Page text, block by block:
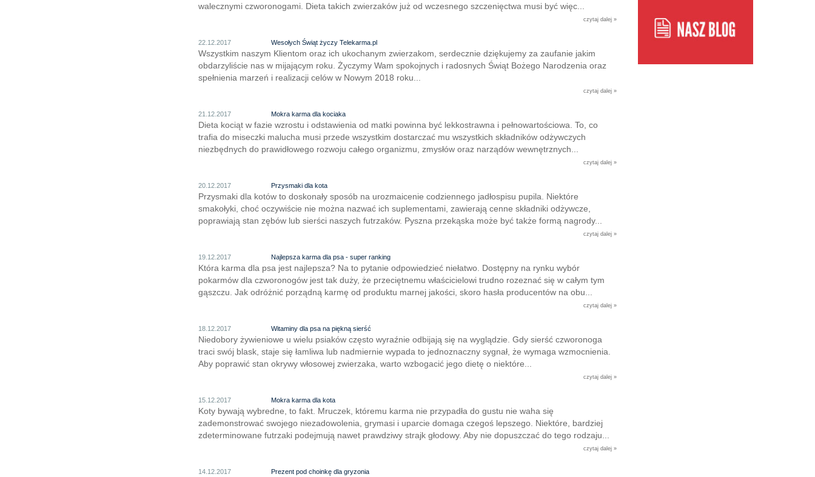
walecznymi czworonogami. Dieta takich zwierzaków już od wczesnego szczenięctwa musi być więc...
czytaj dalej »
22.12.2017 Wesołych Świąt życzy Telekarma.pl
Wszystkim naszym Klientom oraz ich ukochanym zwierzakom, serdecznie dziękujemy za zaufanie jakim
obdarzyliście nas w mijającym roku. Życzymy Wam spokojnych i radosnych Świąt Bożego Narodzenia oraz
spełnienia marzeń i realizacji celów w Nowym 2018 roku...
czytaj dalej »
21.12.2017 Mokra karma dla kociaka
Dieta kociąt w fazie wzrostu i odstawienia od matki powinna być lekkostrawna i pełnowartościowa. To, co
trafia do miseczki malucha musi przede wszystkim dostarczać mu wszystkich składników odżywczych
niezbędnych do prawidłowego rozwoju całego organizmu, zmysłów oraz narządów wewnętrznych...
czytaj dalej »
20.12.2017 Przysmaki dla kota
Przysmaki dla kotów to doskonały sposób na urozmaicenie codziennego jadłospisu pupila. Niektóre
smakołyki, choć oczywiście nie można nazwać ich suplementami, zawierają cenne składniki odżywcze,
poprawiają stan zębów lub sierści naszych futrzaków. Pyszna przekąska może być także formą nagrody...
czytaj dalej »
19.12.2017 Najlepsza karma dla psa - super ranking
Która karma dla psa jest najlepsza? Na to pytanie odpowiedzieć niełatwo. Dostępny na rynku wybór
pokarmów dla czworonogów jest tak duży, że przeciętnemu właścicielowi trudno rozeznać się w całym tym
gąszczu. Jak odróżnić porządną karmę od produktu marnej jakości, skoro hasła producentów na obu...
czytaj dalej »
18.12.2017 Witaminy dla psa na piękną sierść
Niedobory żywieniowe u wielu psiaków często wyraźnie odbijają się na wyglądzie. Gdy sierść czworonoga
traci swój blask, staje się łamliwa lub nadmiernie wypada to jednoznaczny sygnał, że wymaga wzmocnienia.
Aby poprawić stan okrywy włosowej zwierzaka, warto wzbogacić jego dietę o niektóre...
czytaj dalej »
15.12.2017 Mokra karma dla kota
Koty bywają wybredne, to fakt. Mruczek, któremu karma nie przypadła do gustu nie waha się
zademonstrować swojego niezadowolenia, grymasi i uparcie domaga czegoś lepszego. Niektóre, bardziej
zdeterminowane futrzaki podejmują nawet prawdziwy strajk głodowy. Aby nie dopuszczać do tego rodzaju...
czytaj dalej »
14.12.2017 Prezent pod choinkę dla gryzonia